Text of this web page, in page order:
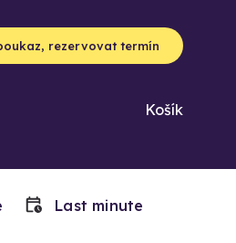
rezervovat termín
Košík
Last minute